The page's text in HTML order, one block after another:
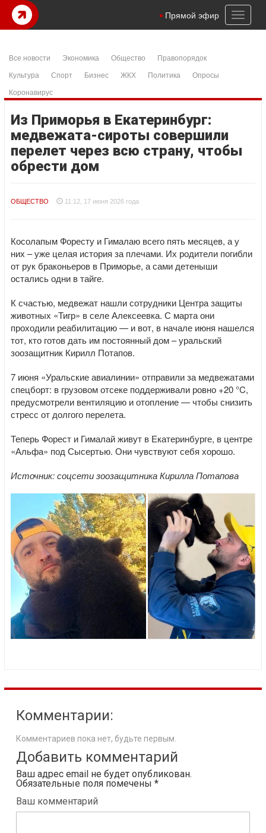
Toggle
Прямой эфир
Все новости Экономика Общество
Правопорядок
Культура
Спорт Бизнес ЖКХ Политика
Опросы
Коронавирус
Из Приморья в Екатеринбург:
медвежата-сироты совершили
перелет через всю страну, чтобы
обрести дом
ОБЩЕСТВО 11:12, 17 июня 2026 года
Косолапым Форесту и Гималаю всего пять месяцев, а у
них – уже целая история за плечами. Их родители погибли
от рук браконьеров в Приморье, а сами детеныши
остались одни в тайге.
К счастью, медвежат нашли сотрудники Центра защиты
животных «Тигр» в селе Алексеевка. С марта они
проходили реабилитацию — и вот, в начале июня нашелся
тот, кто готов дать им постоянный дом – уральский
зоозащитник Кирилл Потапов.
7 июня «Уральские авиалинии» отправили за медвежатами
спецборт: в грузовом отсеке поддерживали ровно +20 °C,
предусмотрели вентиляцию и отопление — чтобы снизить
стресс от долгого перелета.
Теперь Форест и Гималай живут в Екатеринбурге, в центре
«Альфа» под Сысертью. Они чувствуют себя хорошо.
Источник: соцсети зоозащитника Кирилла Потапова
Комментарии:
Комментариев пока нет, будьте первым.
Добавить комментарий
Ваш адрес email не будет опубликован.
Обязательные поля помечены *
Ваш комментарий